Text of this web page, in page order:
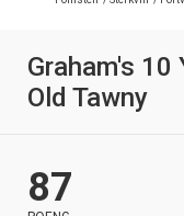
Graham's 10
Old Tawny
87